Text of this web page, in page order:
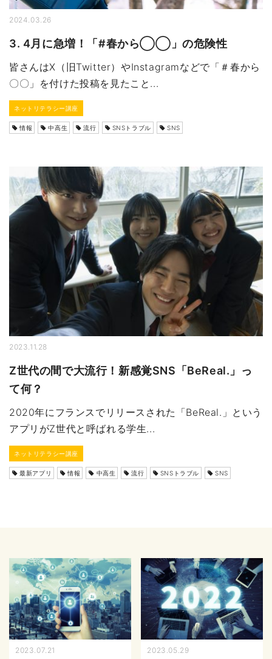
2024.03.26
3. 4月に急増！「#春から◯◯」の危険性
皆さんはX（旧Twitter）やInstagramなどで「＃春から
〇〇」を付けた投稿を見たこと...
ネットリテラシー講座
情報 中高生 流行 SNSトラブル SNS
2023.11.28
Z世代の間で大流行！新感覚SNS「BeReal.」っ
て何？
2020年にフランスでリリースされた「BeReal.」という
アプリがZ世代と呼ばれる学生...
ネットリテラシー講座
最新アプリ 情報 中高生 流行 SNSトラブル SNS
2023.07.21 2023.05.29